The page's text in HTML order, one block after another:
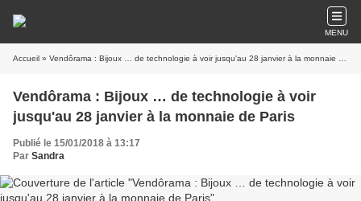
MENU
Accueil » Vendôrama : Bijoux … de technologie à voir jusqu'au 28 janvier à la monnaie de Paris
Vendôrama : Bijoux … de technologie à voir
jusqu'au 28 janvier à la monnaie de Paris
Publié le 15/01/2018 à 13:17
Par Sandra